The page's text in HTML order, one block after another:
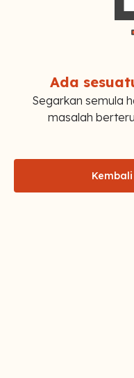
Ada
Segarkan semula
masalah